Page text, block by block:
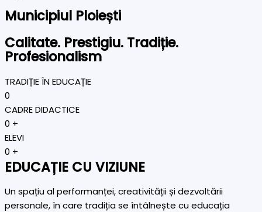
Municipiul Ploiești
Calitate. Prestigiu. Tradiție.
Profesionalism
TRADIȚIE ÎN EDUCAȚIE
0
CADRE DIDACTICE
0 +
ELEVI
0 +
EDUCAȚIE CU VIZIUNE
Un spațiu al performanței, creativității și dezvoltării
personale, în care tradiția se întâlnește cu educația